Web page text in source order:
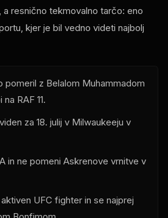
a resnično tekmovalno tarčo: eno
kjer je bil vedno videti najbolj
pomeril z Belalom Muhammadom
na RAF 11.
za 18. julij v Milwaukeeju v
in ne pomeni Askrenove vrnitve v
UFC fighter in se najprej